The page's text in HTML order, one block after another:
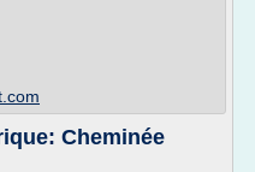
Cheminée